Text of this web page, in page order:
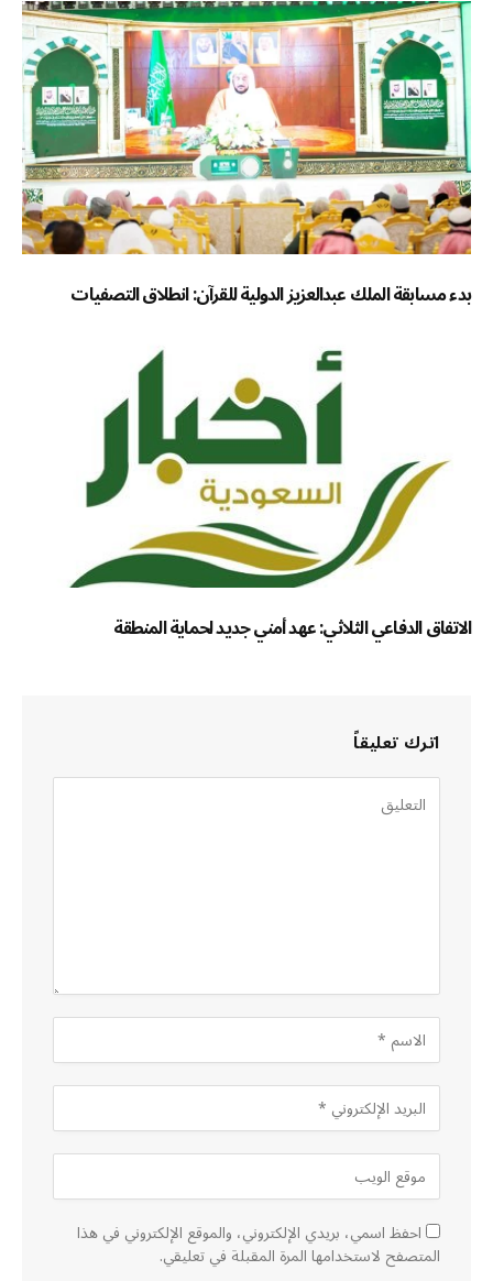
بدء مسابقة الملك عبدالعزيز الدولية للقرآن: انطلاق التصفيات
الاتفاق الدفاعي الثلاثي: عهد أمني جديد لحماية المنطقة
اترك تعليقاً
احفظ اسمي، بريدي الإلكتروني، والموقع الإلكتروني في هذا
المتصفح لاستخدامها المرة المقبلة في تعليقي.